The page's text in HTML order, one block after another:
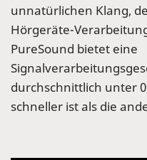
unnatürlichen Klang,
Hörgeräte-
PureSound bietet eine
durchschnittlich unter
schneller ist als die